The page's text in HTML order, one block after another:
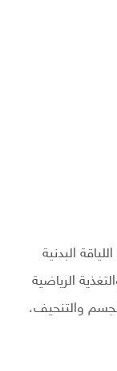
البدنية
الرياضية
والتنحيف،